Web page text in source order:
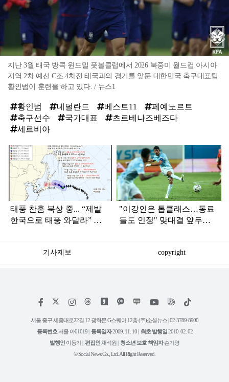
지난 3월 태국 방콕 윈드밀 풋볼클럽에서 2026 북중미 월드컵 아시아
지역 2차 예선 C조 4차전 태국과의 경기를 앞둔 대한민국 축구대표팀
황인범이 훈련을 하고 있다. / 뉴스1
황인범 네덜란드 베스트11
페예노르트
축구선수
국가대표
츠르베나즈베즈다
세르비아
탑
라
인
태풍 찬홈 북상 중... “제발
한국으로 태풍 와달라” 말
"이강인은 톱클래스…동료
들도 인정" 맞대결 앞두고
기사제보 copyright
페
스
인
타
램
위
트
유
튜
틱
서울 중구 세종대로22길 12 광화문 G스퀘어 12층 (주)소셜뉴스 | 02-3789-8900
등록번호 서울 아01019 | 등록일자2009. 11. 10 | 최초 발행일2010. 02. 02
발행인 이동기 | 편집인채석원 | 청소년 보호 책임자손기영
© Social News Co., Ltd. All Right Reserved.